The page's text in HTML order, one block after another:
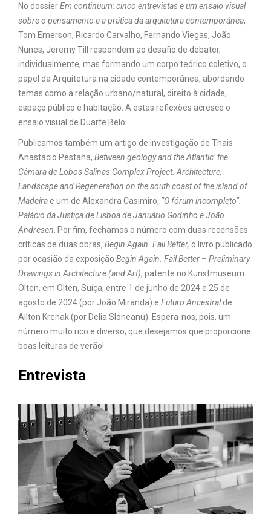
No dossierEm continuum: cinco entrevistas e um ensaio visual
sobre o pensamento e a prática da arquitetura contemporânea,
Tom Emerson, Ricardo Carvalho, Fernando Viegas, João
Nunes, Jeremy Till respondem ao desafio de debater,
individualmente, mas formando um corpo teórico coletivo, o
papel da Arquitetura na cidade contemporânea, abordando
temas como a relação urbano/natural, direito à cidade,
espaço público e habitação. A estas reflexões acresce o
ensaio visual de Duarte Belo.
Publicamos também um artigo de investigação de Thais
Anastácio Pestana, Between geology and the Atlantic: the
Câmara de Lobos Salinas Complex Project. Architecture,
Landscape and Regeneration on the south coast of the island of
Madeirae um de Alexandra Casimiro, “O fórum incompleto”.
Palácio da Justiça de Lisboa de Januário Godinho e João
Andresen . Por fim, fechamos o número com duas recensões
críticas de duas obras, Begin Again. Fail Better, o livro publicado
por ocasião da exposição Begin Again. Fail Better – Preliminary
Drawings in Architecture (and Art), patente no Kunstmuseum
Olten, em Olten, Suíça, entre 1 de junho de 2024 e 25 de
agosto de 2024 (por João Miranda) e Futuro Ancestralde
Ailton Krenak (por Delia Sloneanu). Espera-nos, pois, um
número muito rico e diverso, que desejamos que proporcione
boas leituras de verão!
Entrevista